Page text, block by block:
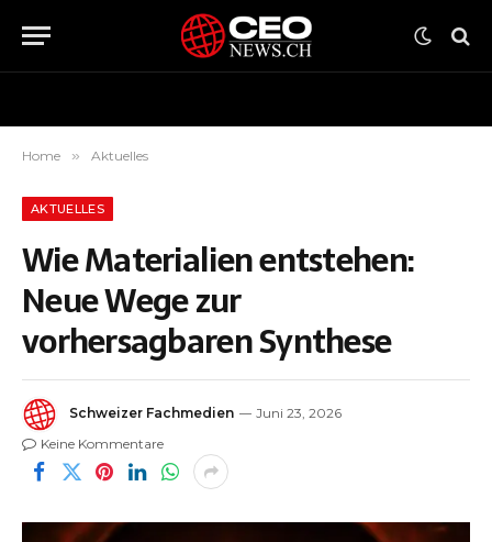
Home » Aktuelles
AKTUELLES
Wie Materialien entstehen:
Neue Wege zur
vorhersagbaren Synthese
Schweizer Fachmedien
Juni 23, 2026
Keine Kommentare